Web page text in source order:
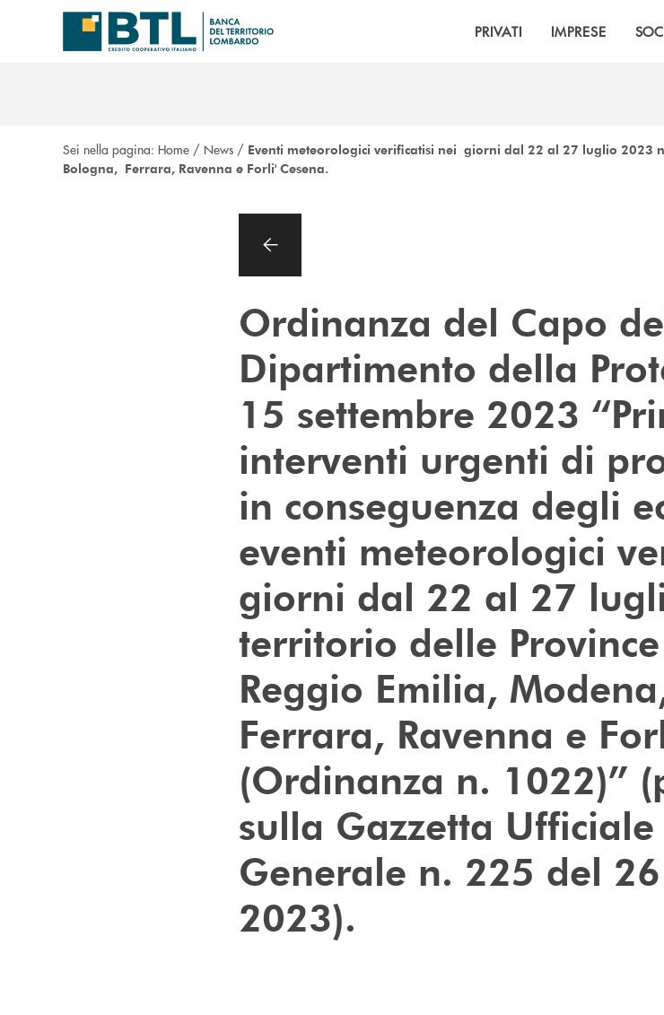
Salta al contenuto principale
PRIVATI IMPRESE
Sei nella pagina: Home / News / Eventi meteorologici verificatisi nei giorni dal 22 al 27 luglio 2023
Bologna, Ferrara, Ravenna e Forli' Cesena.
Ordinanza del Capo
Dipartimento della
15 settembre 2023
interventi urgenti di
in conseguenza degli
eventi meteorologici
giorni dal 22 al 27
territorio delle
Reggio Emilia,
Ferrara, Ravenna e
(Ordinanza n. 1022)”
sulla Gazzetta Ufficiale
Generale n. 225 del
2023).